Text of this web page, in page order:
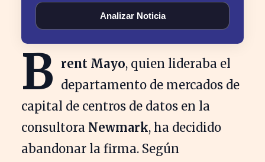
Analizar Noticia
B rent Mayo, quien lideraba el
departamento de mercados de
capital de centros de datos en la
consultora Newmark, ha decidido
abandonar la firma. Según